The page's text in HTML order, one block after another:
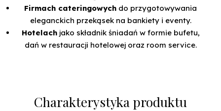
Firmach cateringowych do przygotowywania
eleganckich przekąsek na bankiety i eventy.
Hotelachjako składnik śniadań w formie bufetu,
dań w restauracji hotelowej oraz room service.
Charakterystyka produktu